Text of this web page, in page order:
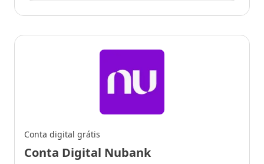
Conta digital grátis
Conta Digital Nubank